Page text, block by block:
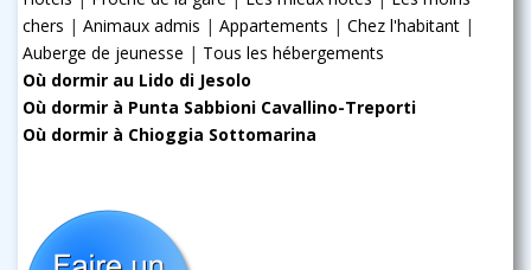
chers | Animaux admis | Appartements | Chez l'habitant |
Auberge de jeunesse | Tous les hébergements
Où dormir au Lido di Jesolo
Où dormir à Punta Sabbioni Cavallino-Treporti
Où dormir à Chioggia Sottomarina